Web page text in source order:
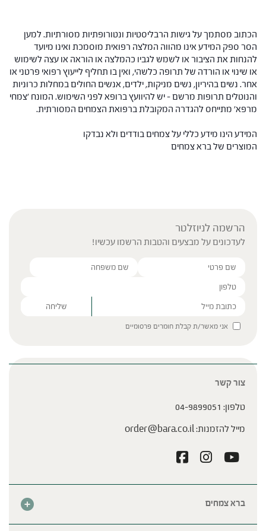
הכתוב מסתמך על גישות הרבליסטיות ונטורופתיות מסורתיות. למען
הסר ספק המידע אינו מהווה המלצה רפואית מוסמכת ואינו מיועד
להנחות את הציבור או לשמש לגביו כהמלצה או הוראה או עצה לשימוש
או שינוי או הורדה של תרופה כלשהי, ואין בו תחליף לייעוץ רפואי פרטני או
אחר. נשים בהיריון, נשים מניקות, ילדים, אנשים החולים במחלות כרוניות
והנוטלים תרופות מרשם – יש להיוועץ ברופא לפני השימוש. המונח 'צמחי
מרפא' מתייחס להגדרה המקובלת ברפואת הצמחים המסורתית.
המידע הינו מידע כללי על צמחים בודדים ולא נבדקו
המוצרים של ברא צמחים
הרשמה לניוזלטר
לעדכונים על מבצעים והטבות הרשמו עכשיו!
Please leave this field empty.
אני מאשר/ת קבלת חומרים פרסומיים
ברא צמחים
צור קשר
טלפון: 04-9899051
מייל להזמנות:order@bara.co.il